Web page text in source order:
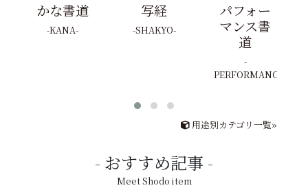
かな書道
KANA
写経
SHAKYO
パフォー
マンス書
道
PERFORMANCE
用途別カテゴリ一覧»
おすすめ記事
Meet Shodo item